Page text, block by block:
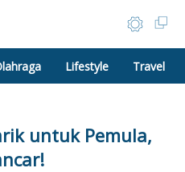
Lifestyle Travel
untuk Pemula,